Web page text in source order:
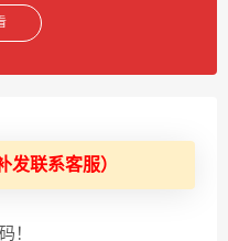
发联系客服）
！